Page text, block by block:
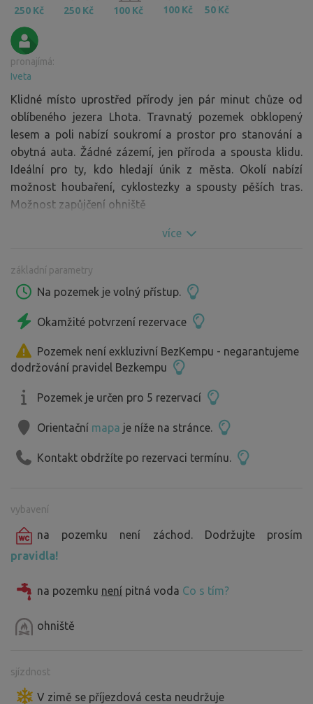
250 Kč 250 Kč 100 Kč 100 Kč 50 Kč
pronajímá:
Iveta
Klidné místo uprostřed přírody jen pár minut chůze od
oblíbeného jezera Lhota. Travnatý pozemek obklopený
lesem a poli nabízí soukromí a prostor pro stanování a
obytná auta. Žádné zázemí, jen příroda a spousta klidu.
Ideální pro ty, kdo hledají únik z města. Okolí nabízí
možnost houbaření, cyklostezky a spousty pěších tras.
Možnost zapůjčení ohniště
více
základní parametry
Na pozemek je volný přístup.
Okamžité potvrzení rezervace
Pozemek není exkluzivní BezKempu - negarantujeme
dodržování pravidel Bezkempu
Pozemek je určen pro 5 rezervací
Orientační mapa je níže na stránce.
Kontakt obdržíte po rezervaci termínu.
vybavení
na pozemku není záchod. Dodržujte prosím
pravidla!
na pozemku není pitná voda Co s tím?
ohniště
sjízdnost
V zimě se příjezdová cesta neudržuje